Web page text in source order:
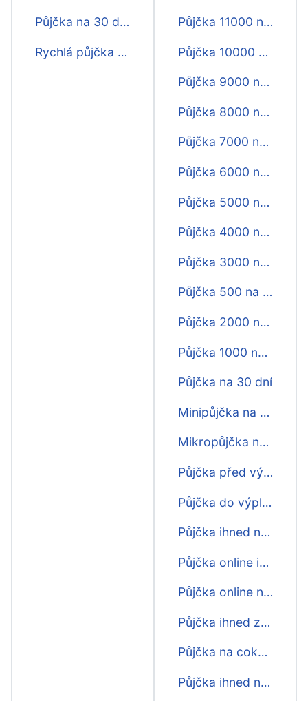
Půjčka na 30 dní do hodiny
Rychlá půjčka online na 30 dní
Půjčka 11000 na 30 dní
Půjčka 10000 na 30 dní
Půjčka 9000 na 30 dní
Půjčka 8000 na 30 dní
Půjčka 7000 na 30 dní
Půjčka 6000 na 30 dní
Půjčka 5000 na 30 dní
Půjčka 4000 na 30 dní
Půjčka 3000 na 30 dní
Půjčka 500 na 30 dní
Půjčka 2000 na 30 dní
Půjčka 1000 na 30 dní
Půjčka na 30 dní
Minipůjčka na 30 dní
Mikropůjčka na 30 dní
Půjčka před výplatou na 30 dní
Půjčka do výplaty na 30 dní
Půjčka ihned na účet na 30 dní
Půjčka online ihned na 30 dní
Půjčka online na 30 dní
Půjčka ihned zdarma na 30 dní
Půjčka na cokoliv na 30 dní
Půjčka ihned na bankovní účet na 30 dní